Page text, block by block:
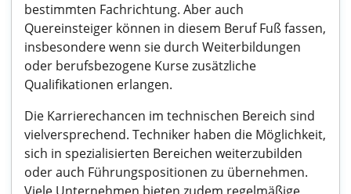
bestimmten Fachrichtung. Aber auch
Quereinsteiger können in diesem Beruf Fuß fassen,
insbesondere wenn sie durch Weiterbildungen
oder berufsbezogene Kurse zusätzliche
Qualifikationen erlangen.
Die Karrierechancen im technischen Bereich sind
vielversprechend. Techniker haben die Möglichkeit,
sich in spezialisierten Bereichen weiterzubilden
oder auch Führungspositionen zu übernehmen.